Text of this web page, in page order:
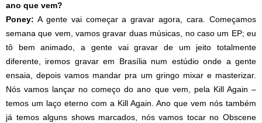
ano que vem?
Poney: A gente vai começar a gravar agora, cara. Começamos
semana que vem, vamos gravar duas músicas, no caso um EP; eu
tô bem animado, a gente vai gravar de um jeito totalmente
diferente, iremos gravar em Brasília num estúdio onde a gente
ensaia, depois vamos mandar pra um gringo mixar e masterizar.
Nós vamos lançar no começo do ano que vem, pela Kill Again –
temos um laço eterno com a Kill Again. Ano que vem nós também
já temos alguns shows marcados, nós vamos tocar no Obscene